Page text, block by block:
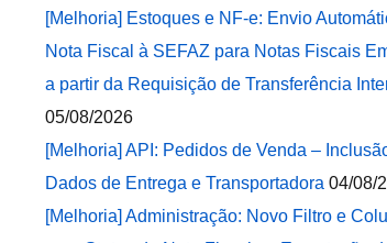
[Melhoria] Estoques e NF-e: Envio
Nota Fiscal à SEFAZ para Notas Fiscais
a partir da Requisição de Transferência
05/08/2026
[Melhoria] API: Pedidos de Venda –
Dados de Entrega e Transportadora 04/08/
[Melhoria] Administração: Novo Filtro e